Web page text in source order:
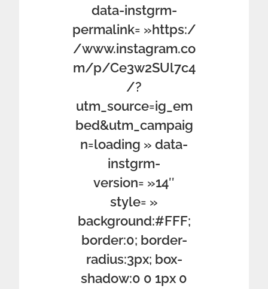
data-instgrm-
permalink= »https:/
/www.instagram.co
m/p/Ce3w2SUl7c4
/?
utm_source=ig_em
bed&utm_campaig
n=loading » data-
instgrm-
version= »14″
style= »
background:#FFF;
border:0; border-
radius:3px; box-
shadow:0 0 1px 0